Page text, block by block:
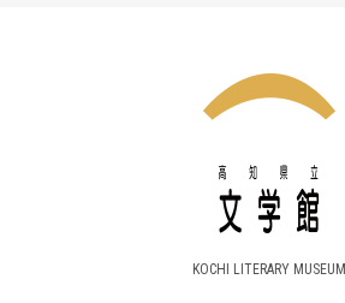
KOCHI LITERARY MUSEUM